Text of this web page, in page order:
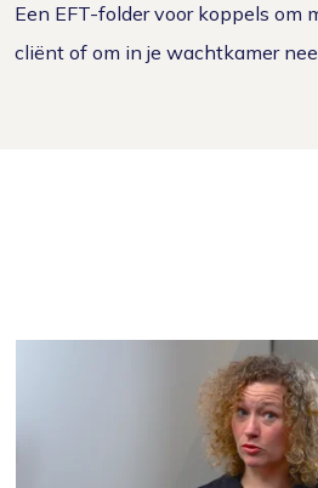
Een EFT-folder voor koppels om
cliënt of om in je wachtkamer